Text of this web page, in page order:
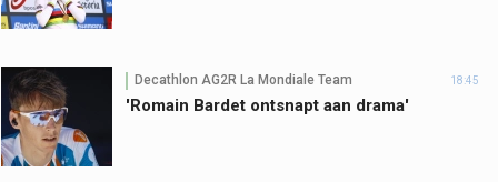
Decathlon AG2R La Mondiale Team 18:45
'Romain Bardet ontsnapt aan drama'